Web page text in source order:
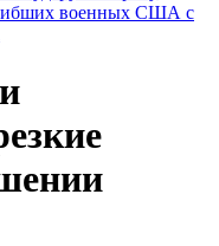
военных США с